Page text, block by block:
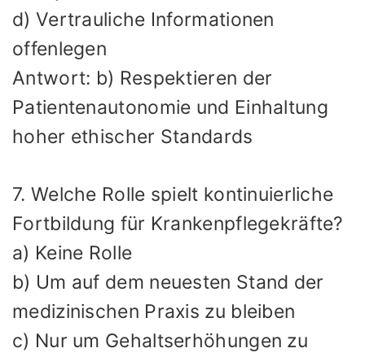
d) Vertrauliche Informationen
offenlegen
Antwort: b) Respektieren der
Patientenautonomie und Einhaltung
hoher ethischer Standards
7. Welche Rolle spielt kontinuierliche
Fortbildung für Krankenpflegekräfte?
a) Keine Rolle
b) Um auf dem neuesten Stand der
medizinischen Praxis zu bleiben
c) Nur um Gehaltserhöhungen zu